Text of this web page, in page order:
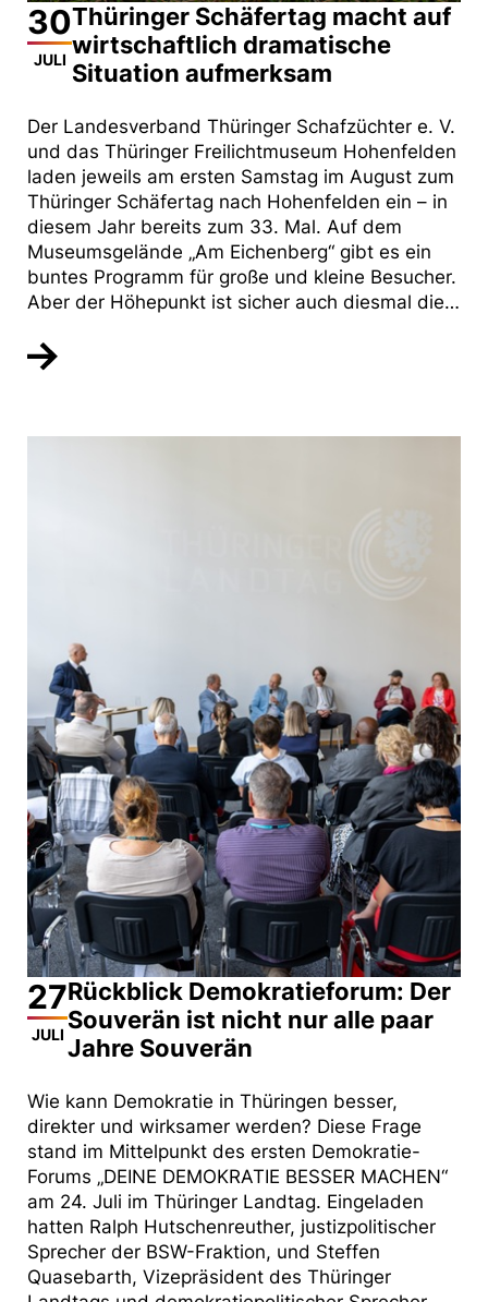
30
JULI
Thüringer Schäfertag macht auf
wirtschaftlich dramatische
Situation aufmerksam
Der Landesverband Thüringer Schafzüchter e. V.
und das Thüringer Freilichtmuseum Hohenfelden
laden jeweils am ersten Samstag im August zum
Thüringer Schäfertag nach Hohenfelden ein – in
diesem Jahr bereits zum 33. Mal. Auf dem
Museumsgelände „Am Eichenberg“ gibt es ein
buntes Programm für große und kleine Besucher.
Aber der Höhepunkt ist sicher auch diesmal die…
27
JULI
Rückblick Demokratieforum: Der
Souverän ist nicht nur alle paar
Jahre Souverän
Wie kann Demokratie in Thüringen besser,
direkter und wirksamer werden? Diese Frage
stand im Mittelpunkt des ersten Demokratie-
Forums „DEINE DEMOKRATIE BESSER MACHEN“
am 24. Juli im Thüringer Landtag. Eingeladen
hatten Ralph Hutschenreuther, justizpolitischer
Sprecher der BSW-Fraktion, und Steffen
Quasebarth, Vizepräsident des Thüringer